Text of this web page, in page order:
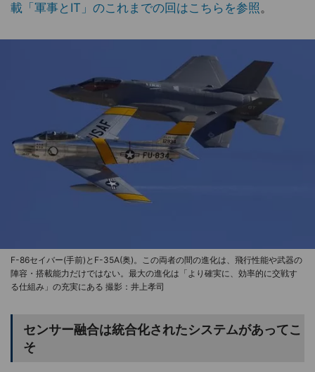
載「軍事とIT」のこれまでの回はこちらを参照。
F-86セイバー(手前)とF-35A(奥)。この両者の間の進化は、飛行性能や武器の
陣容・搭載能力だけではない。最大の進化は「より確実に、効率的に交戦す
る仕組み」の充実にある 撮影：井上孝司
センサー融合は統合化されたシステムがあってこ
そ